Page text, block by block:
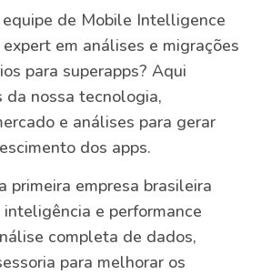
de Mobile Intelligence
em análises e migrações
para superapps? Aqui
da nossa tecnologia,
e análises para gerar
dos apps.
primeira empresa brasileira
e performance
completa de dados,
para melhorar os